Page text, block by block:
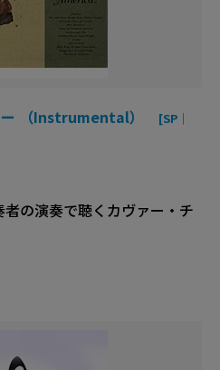
ー （Instrumental）
[SP｜
の演奏で聴くカヴァー・チ